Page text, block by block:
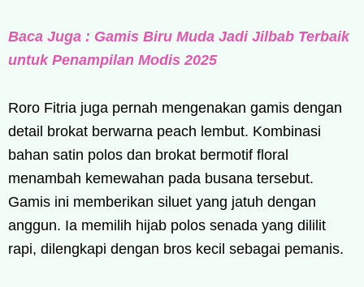
Baca Juga : Gamis Biru Muda Jadi Jilbab Terbaik
untuk Penampilan Modis 2025
Roro Fitria juga pernah mengenakan gamis dengan
detail brokat berwarna peach lembut. Kombinasi
bahan satin polos dan brokat bermotif floral
menambah kemewahan pada busana tersebut.
Gamis ini memberikan siluet yang jatuh dengan
anggun. Ia memilih hijab polos senada yang dililit
rapi, dilengkapi dengan bros kecil sebagai pemanis.